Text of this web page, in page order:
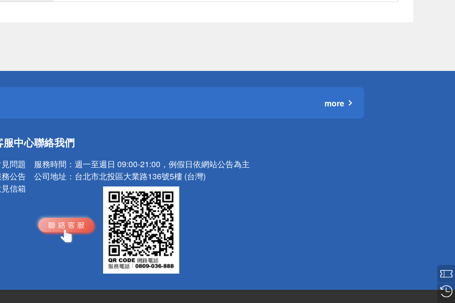
小心！
小心！
more
服中心
問題
公告
信箱
聯絡我們
服務時間： 週一至週日 09:00-21:00，例假日依網站公告為主
公司地址： 台北市北投區大業路136號5樓 (台灣)